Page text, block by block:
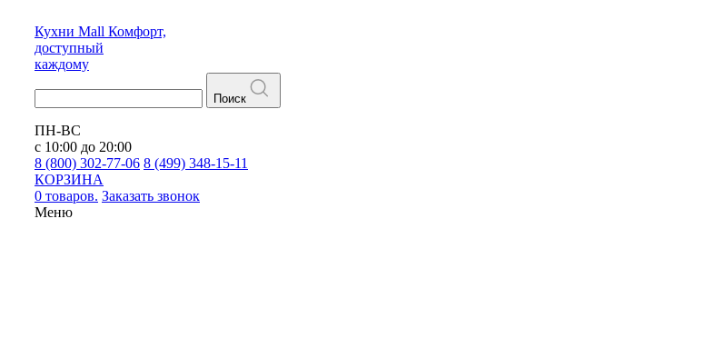
Кухни Mall Комфорт,
доступный
каждому
Поиск
ПН-ВС
с 10:00 до 20:00
8 (800) 302-77-06 8 (499) 348-15-11
КОРЗИНА
0 товаров. Заказать звонок
Меню